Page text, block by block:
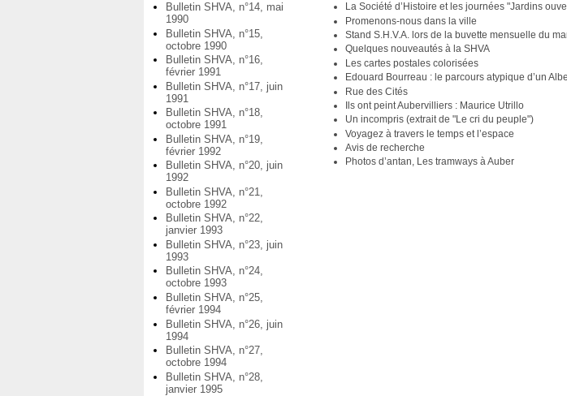
Bulletin SHVA, n°14, mai
1990
Bulletin SHVA, n°15,
octobre 1990
Bulletin SHVA, n°16,
février 1991
Bulletin SHVA, n°17, juin
1991
Bulletin SHVA, n°18,
octobre 1991
Bulletin SHVA, n°19,
février 1992
Bulletin SHVA, n°20, juin
1992
Bulletin SHVA, n°21,
octobre 1992
Bulletin SHVA, n°22,
janvier 1993
Bulletin SHVA, n°23, juin
1993
Bulletin SHVA, n°24,
octobre 1993
Bulletin SHVA, n°25,
février 1994
Bulletin SHVA, n°26, juin
1994
Bulletin SHVA, n°27,
octobre 1994
Bulletin SHVA, n°28,
janvier 1995
La Société d’Histoire et les journées "Jardins
Promenons-nous dans la ville
Stand S.H.V.A. lors de la buvette mensuelle du
Quelques nouveautés à la SHVA
Les cartes postales colorisées
Edouard Bourreau : le parcours atypique d’un
Rue des Cités
Ils ont peint Aubervilliers : Maurice Utrillo
Un incompris (extrait de "Le cri du peuple")
Voyagez à travers le temps et l’espace
Avis de recherche
Photos d’antan, Les tramways à Auber